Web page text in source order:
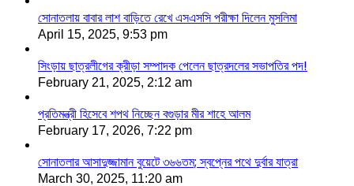
সোনাতলায় বাবার লাশ বাড়িতে রেখে এসএসসি পরীক্ষা দিলেন মুসলিমা
April 15, 2025, 9:53 pm
সিংড়ায় ছাত্রলীগের ক্রীড়া সম্পাদক পেলেন ছাত্রদলের সভাপতির পদ!
February 21, 2025, 2:12 am
প্রতিমন্ত্রী হিসেবে শপথ নিচ্ছেন বগুড়ার মীর শাহে আলম
February 17, 2026, 7:22 pm
সোনাতলার আসাদুজ্জামান বুয়েটে ৩৬৬তম; স্বপ্নের পথে দুর্বার যাত্রা
March 30, 2025, 11:20 am